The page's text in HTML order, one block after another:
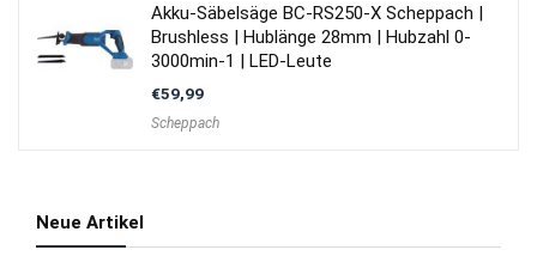
Akku-Säbelsäge BC-RS250-X Scheppach |
Brushless | Hublänge 28mm | Hubzahl 0-
3000min-1 | LED-Leute
€59,99
Scheppach
Neue Artikel